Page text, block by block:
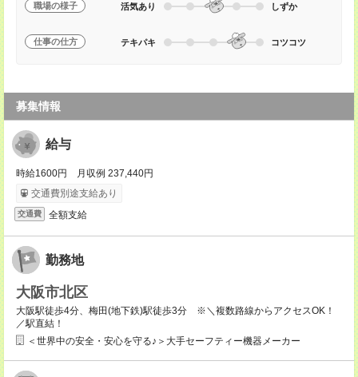
職場の様子 活気あり しずか
仕事の仕方 テキパキ コツコツ
募集情報
給与
時給1600円 月収例 237,440円
交通費別途支給あり
交通費 全額支給
勤務地
大阪市北区
大阪駅徒歩4分、梅田(地下鉄)駅徒歩3分 ※＼複数路線からアクセスOK！
／駅直結！
＜世界中の安全・安心を守る♪＞大手セーフティー機器メーカー